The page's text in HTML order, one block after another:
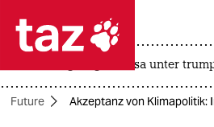
 taz zahl ich
taz zahl ich
usa unter
Future Akzeptanz von Klimapolitik: